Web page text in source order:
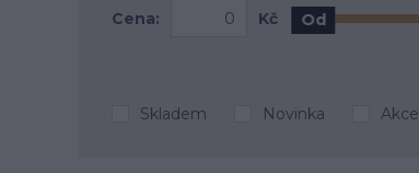
Cena: Kč Od
Skladem Novinka Akce